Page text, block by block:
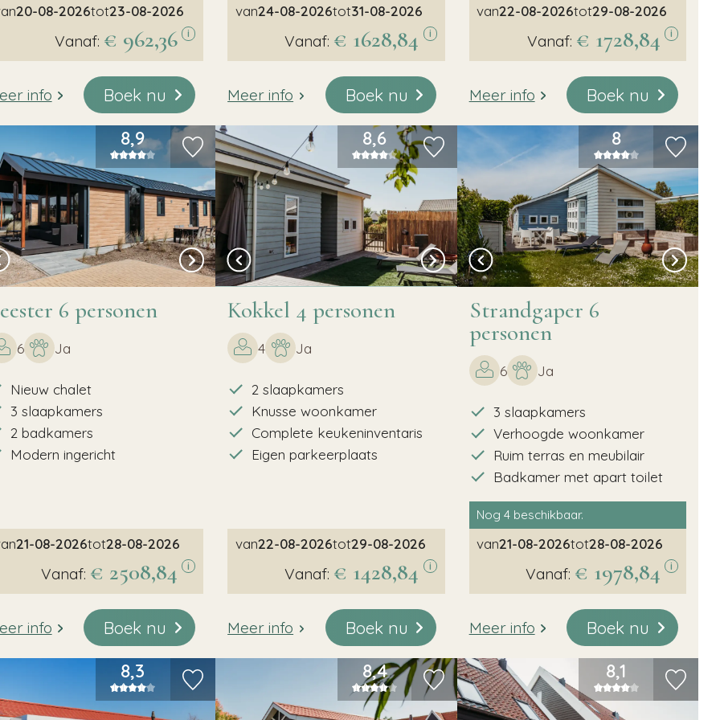
20-08-2026tot23-08-2026
Vanaf: € 962,36 i
info Boek nu
van24-08-2026tot31-08-2026
Vanaf: € 1628,84 i
Meer info Boek nu
van22-08-2026tot29-08-2026
Vanaf: € 1728,84 i
Meer info Boek nu
8,9
6 personen
6 Ja
Nieuw chalet
3 slaapkamers
2 badkamers
Modern ingericht
21-08-2026tot28-08-2026
Vanaf: € 2508,84 i
info Boek nu
8,6
Kokkel 4 personen
4 Ja
2 slaapkamers
Knusse woonkamer
Complete keukeninventaris
Eigen parkeerplaats
van22-08-2026tot29-08-2026
Vanaf: € 1428,84 i
Meer info Boek nu
8
Strandgaper 6
personen
6 Ja
3 slaapkamers
Verhoogde woonkamer
Ruim terras en meubilair
Badkamer met apart toilet
Nog4 beschikbaar.
van21-08-2026tot28-08-2026
Vanaf: € 1978,84 i
Meer info Boek nu
8,3 8,4 8,1